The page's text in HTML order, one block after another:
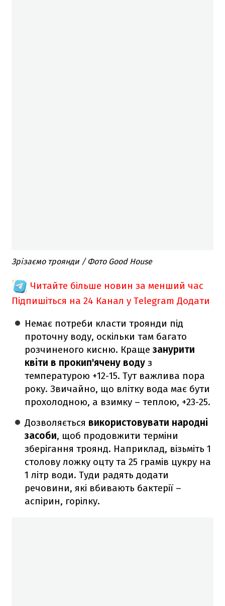
Зрізаємо троянди / Фото Good House
Читайте більше новин за менший час
Підпишіться на 24 Канал у Telegram Додати
Немає потреби класти троянди під
проточну воду, оскільки там багато
розчиненого кисню. Кращезанурити
квіти в прокип'ячену воду з
температурою +12-15. Тут важлива пора
року. Звичайно, що влітку вода має бути
прохолодною, а взимку – теплою, +23-25.
Дозволяється використовувати народні
засоби, щоб продовжити терміни
зберігання троянд. Наприклад, візьміть 1
столову ложку оцту та 25 грамів цукру на
1 літр води. Туди радять додати
речовини, які вбивають бактерії –
аспірин, горілку.